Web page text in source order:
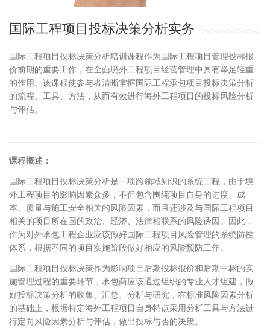
国际工程项目投标决策分析实务
国际工程项目投标决策分析培训课程作为国际工程项目管理投标报
价前期的重要工作，在全面境外工程项目经营管理中具有举足轻重
的作用。该课程使参与者清晰掌握国际工程承包项目投标决策分析
的流程、工具、方法，从而有效进行海外工程项目的投标风险分析
与评估。
课程概述：
国际工程项目投标决策分析是一项跨领域知识的系统工程，由于境
外工程项目的影响因素众多，不但包含围绕项目自身的进度、成
本、质量与施工安全相关的风险因素，而且还涉及与国际工程项目
相关的项目所在国的政治、经济、法律相联系的风险诱因。因此，
作为对外承包工程企业应该做好国际工程项目风险管理的系统防控
体系，根据不同的项目实施阶段做好相应的风险预防工作。
国际工程项目投标决策作为影响项目后期投标报价和后期中标的实
施管理过程的重要环节，承包商应该通过组织的专业人才组建，做
好投标决策分析的收集、汇总、分析与研究，在标准风险因素分析
的基础上，根据特定海外工程项目自身特点采用分析工具与方法进
行定向风险因素分析与评估，做出投标与否的决策。